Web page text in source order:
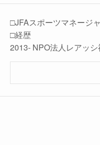
□JFAスポーツマネージ
□経歴
2013- NPO法人レアッ